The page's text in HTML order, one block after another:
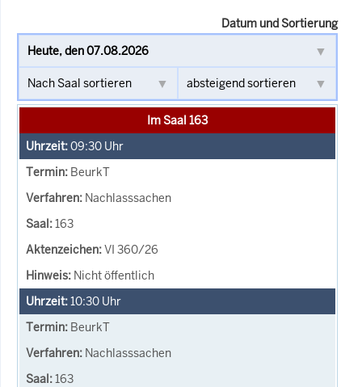
Datum und Sortierung
Im Saal 163
09:30 Uhr
BeurkT
Nachlasssachen
163
VI 360/26
Nicht öffentlich
10:30 Uhr
BeurkT
Nachlasssachen
163